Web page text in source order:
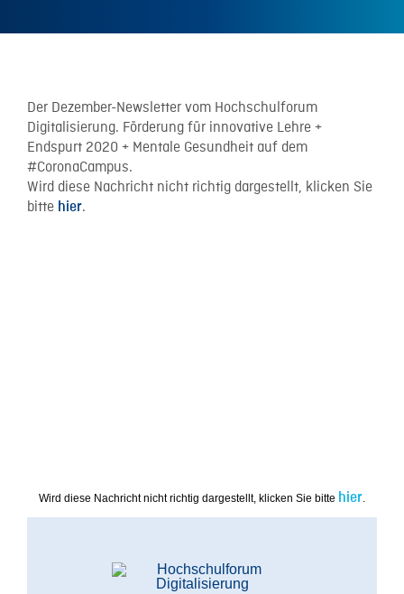
Der Dezember-Newsletter vom Hochschulforum
Digitalisierung. Förderung für innovative Lehre +
Endspurt 2020 + Mentale Gesundheit auf dem
#CoronaCampus.
Wird diese Nachricht nicht richtig dargestellt, klicken Sie
bitte hier.
Wird diese Nachricht nicht richtig dargestellt, klicken Sie bitte hier